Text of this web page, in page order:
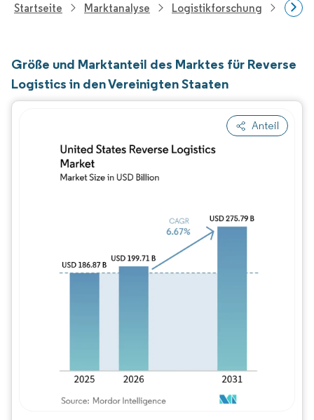
Startseite Marktanalyse Logistikforschung
Größe und Marktanteil des Marktes für Reverse
Logistics in den Vereinigten Staaten
Anteil